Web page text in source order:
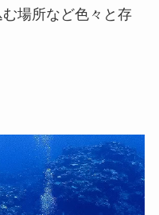
場所など色々と存